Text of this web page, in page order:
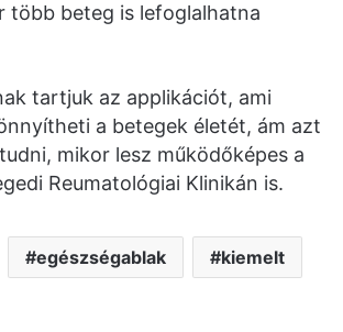
több beteg is lefoglalhatna
tartjuk az applikációt, ami
a betegek életét, ám azt
mikor lesz működőképes a
Reumatológiai Klinikán is.
egészségablak kiemelt